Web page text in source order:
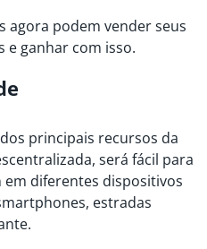
agora podem vender seus
e ganhar com isso.
principais recursos da
será fácil para
diferentes dispositivos
estradas